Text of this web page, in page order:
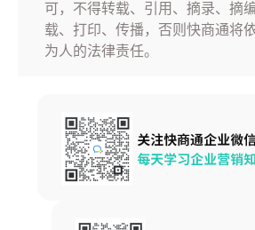
可，不得转载、引用、摘录、摘
载、打印、传播，否则快商通将
为人的法律责任。